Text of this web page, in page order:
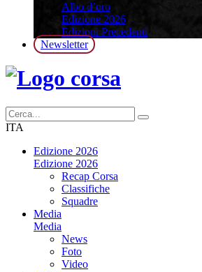
Albo d’oro
Edizione 2026
Edizioni Precedenti
Newsletter
ITA
Edizione 2026
Edizione 2026
Recap Corsa
Classifiche
Squadre
Media
Media
News
Foto
Video